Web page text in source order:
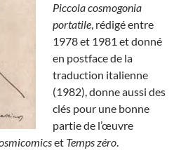
Piccola cosmogonia
portatile, rédigé entre
1978 et 1981 et donné
en postface de la
traduction italienne
(1982), donne aussi des
clés pour une bonne
partie de l’œuvre
et Temps zéro.